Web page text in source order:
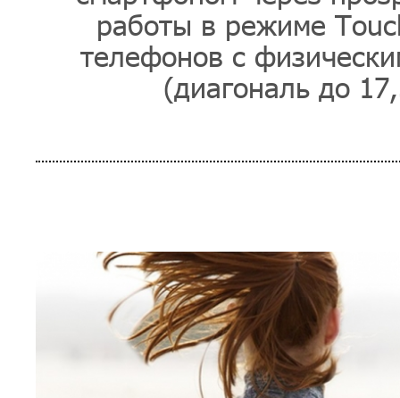
работы в режиме
телефонов с
(диагональ до